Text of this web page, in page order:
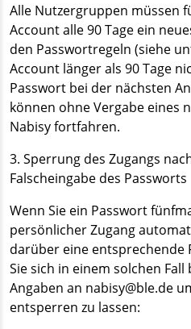
Alle Nutzergruppen müssen
Account alle 90 Tage ein
den Passwortregeln (siehe
Account länger als 90 Tage
Passwort bei der nächsten
können ohne Vergabe eines
Nabisy fortfahren.
3. Sperrung des Zugangs
Falscheingabe des Passworts
Wenn Sie ein Passwort
persönlicher Zugang
darüber eine entsprechende
Sie sich in einem solchen
Angaben an nabisy@ble.de
entsperren zu lassen: